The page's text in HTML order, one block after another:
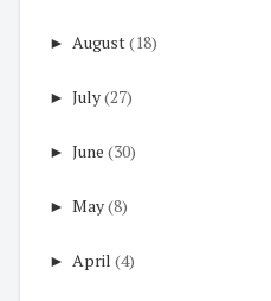
► August(18)
► July(27)
► June (30)
► May(8)
► April (4)